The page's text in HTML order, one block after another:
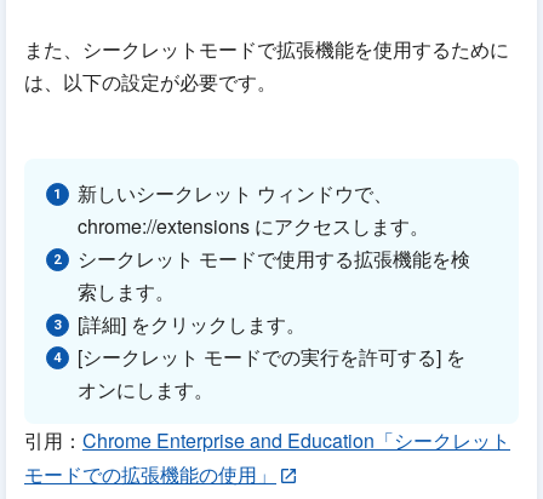
また、シークレットモードで拡張機能を使用するために
は、以下の設定が必要です。
新しいシークレット ウィンドウで、
chrome://extensions にアクセスします。
シークレット モードで使用する拡張機能を検
索します。
[詳細] をクリックします。
[シークレット モードでの実行を許可する] を
オンにします。
引用： Chrome Enterprise and Education「シークレット
モードでの拡張機能の使用」